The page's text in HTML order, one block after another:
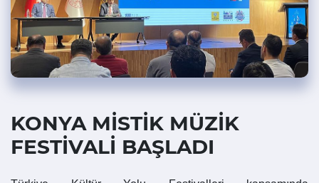
KONYA MİSTİK MÜZİK
FESTİVALİ BAŞLADI